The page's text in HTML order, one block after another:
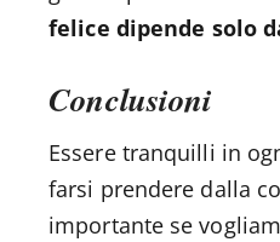
felice dipende solo
Conclusioni
Essere tranquilli in
farsi prendere dalla
importante se